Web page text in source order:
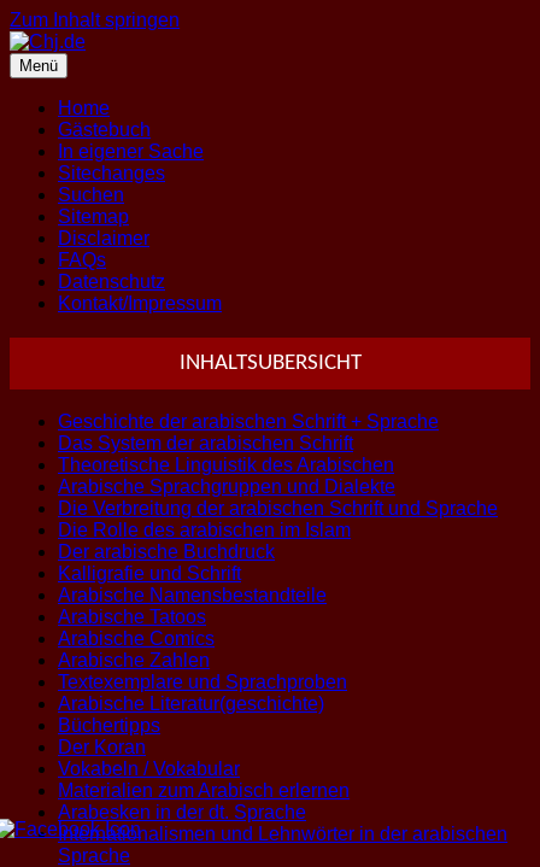
Zum Inhalt springen
Menü
Home
Gästebuch
In eigener Sache
Sitechanges
Suchen
Sitemap
Disclaimer
FAQs
Datenschutz
Kontakt/Impressum
INHALTSUBERSICHT
Geschichte der arabischen Schrift + Sprache
Das System der arabischen Schrift
Theoretische Linguistik des Arabischen
Arabische Sprachgruppen und Dialekte
Die Verbreitung der arabischen Schrift und Sprache
Die Rolle des arabischen im Islam
Der arabische Buchdruck
Kalligrafie und Schrift
Arabische Namensbestandteile
Arabische Tatoos
Arabische Comics
Arabische Zahlen
Textexemplare und Sprachproben
Arabische Literatur(geschichte)
Büchertipps
Der Koran
Vokabeln / Vokabular
Materialien zum Arabisch erlernen
Arabesken in der dt. Sprache
Internationalismen und Lehnwörter in der arabischen
Sprache